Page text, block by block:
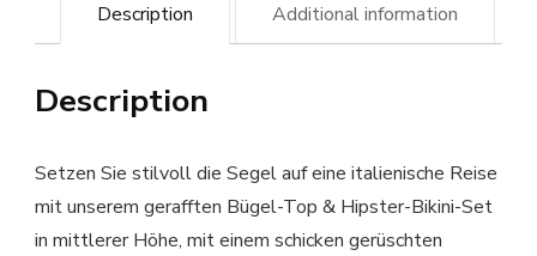
Description Additional information
Description
Setzen Sie stilvoll die Segel auf eine italienische Reise
mit unserem gerafften Bügel-Top & Hipster-Bikini-Set
in mittlerer Höhe, mit einem schicken gerüschten